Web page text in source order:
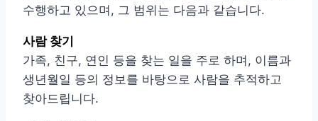
수행하고 있으며, 그 범위는 다음과 같습니다.
사람 찾기
가족, 친구, 연인 등을 찾는 일을 주로 하며, 이름과
생년월일 등의 정보를 바탕으로 사람을 추적하고
찾아드립니다.